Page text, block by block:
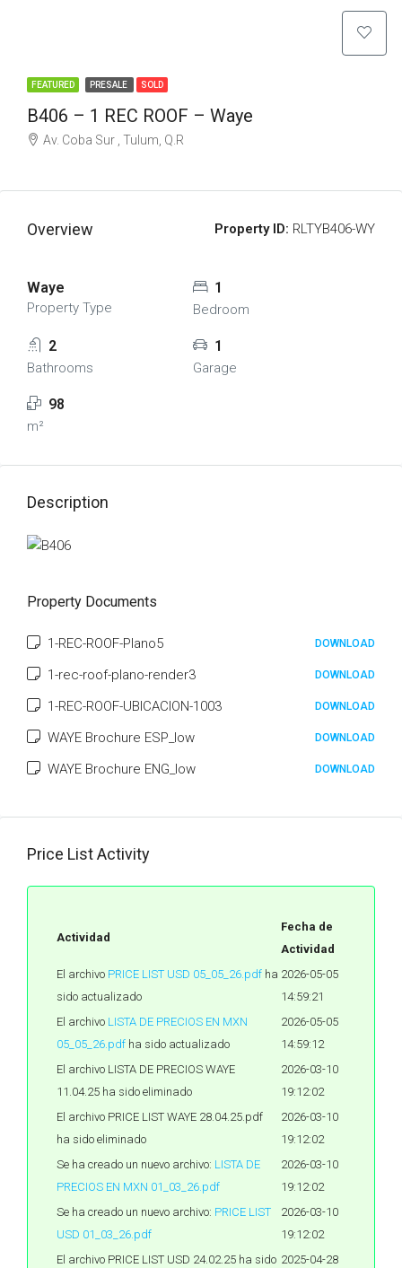
FEATURED PRESALE SOLD
B406 – 1 REC ROOF – Waye
Av. Coba Sur , Tulum, Q.R
Overview Property ID: RLTYB406-WY
Waye
Property Type
1
Bedroom
2
Bathrooms
1
Garage
98
m²
Description
Property Documents
1-REC-ROOF-Plano5 DOWNLOAD
1-rec-roof-plano-render3 DOWNLOAD
1-REC-ROOF-UBICACION-1003 DOWNLOAD
WAYE Brochure ESP_low DOWNLOAD
WAYE Brochure ENG_low DOWNLOAD
Price List Activity
Actividad
Fecha de
Actividad
El archivo PRICE LIST USD 05_05_26.pdf ha
sido actualizado
2026-05-05
14:59:21
El archivo LISTA DE PRECIOS EN MXN
05_05_26.pdf ha sido actualizado
2026-05-05
14:59:12
El archivo LISTA DE PRECIOS WAYE
11.04.25 ha sido eliminado
2026-03-10
19:12:02
El archivo PRICE LIST WAYE 28.04.25.pdf
ha sido eliminado
2026-03-10
19:12:02
Se ha creado un nuevo archivo: LISTA DE
PRECIOS EN MXN 01_03_26.pdf
2026-03-10
19:12:02
Se ha creado un nuevo archivo: PRICE LIST
USD 01_03_26.pdf
2026-03-10
19:12:02
El archivo PRICE LIST USD 24.02.25 ha sido 2025-04-28